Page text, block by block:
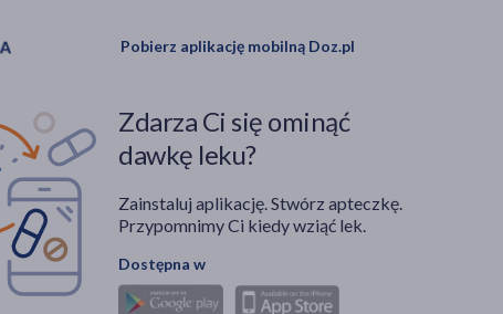
Pobierz aplikację mobilną Doz.pl
Zdarza Ci się ominąć
dawkę leku?
Zainstaluj aplikację. Stwórz apteczkę.
Przypomnimy Ci kiedy wziąć lek.
Dostępna w